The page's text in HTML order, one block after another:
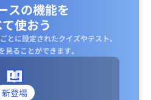
スの機能を
使おう
とに設定されたクイズやテスト、
見ることができます｡
新登場